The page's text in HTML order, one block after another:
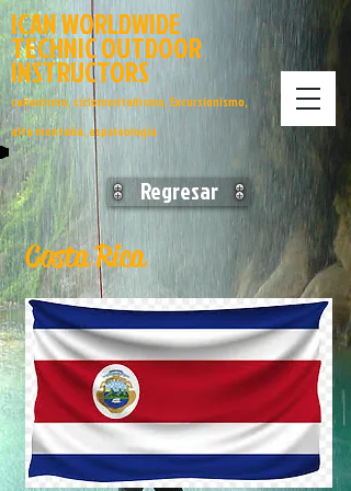
ICANWORLDWIDE
TECHNICOUTDOOR
INSTRUCTORS
cañonismo, ciclomontañismo, Excursionismo,
alta montaña, espeleologia
Regresar
Costa Rica